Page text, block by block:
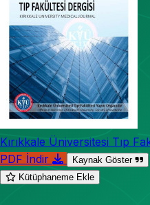
Kırıkkale Üniversitesi Tıp
PDF İndir
Kaynak Göster
Kütüphaneme Ekle